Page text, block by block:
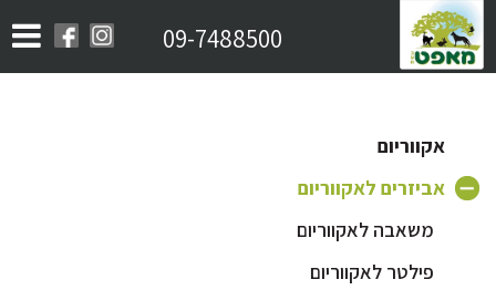
09-7488500
אקווריום
אביזרים לאקווריום
משאבה לאקווריום
פילטר לאקווריום